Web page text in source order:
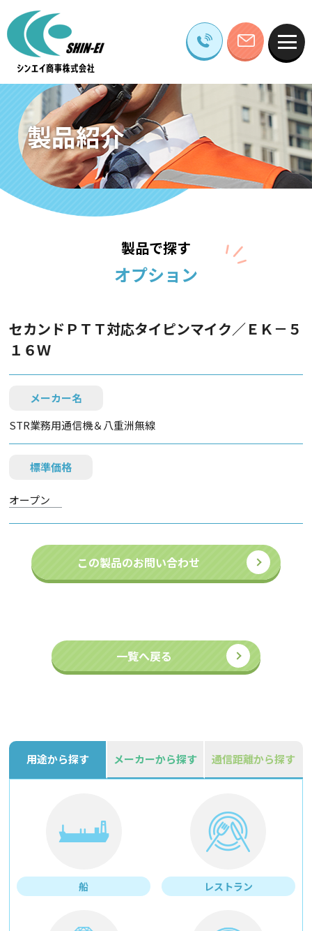
製品紹介
製品で探す
オプション
セカンドＰＴＴ対応タイピンマイク／ＥＫ－５
１６Ｗ
メーカー名
STR業務用通信機＆八重洲無線
標準価格
オープン
この製品のお問い合わせ
一覧へ戻る
用途から探す メーカーから探す 通信距離から探す
船 レストラン